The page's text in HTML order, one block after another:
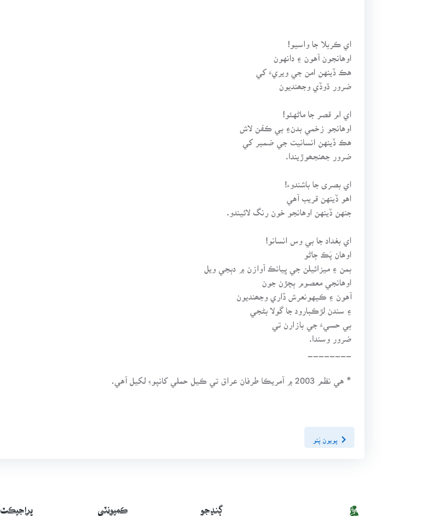
اي ڪربلا جا واسيو!
اوهانجون آهون ۽ دانهون
هڪ ڏينهن امن جي ويريءَ کي
ضرور ڌوڏي وجھنديون
اي ام قصر جا ماڻهئو!
اوهانجو زخمي بدن۽ بي ڪفن لاش
هڪ ڏينهن انسانيت جي ضمير کي
ضرور جھنجھوڙيندا.
اي بصرى جا باشندوء!
اهو ڏينهن قريب آهي
جنهن ڏينهن اوهانجو خون رنگ لائيندو.
اي بغداد جا بي وس انسانو!
اوهان پَڪ ڄاڻو
بمن ۽ ميزائيلن جي ڀيانڪ آوازن ۾ دٻجي ويل
اوهانجي معصوم ٻچڙن جون
آهون ۽ ڪيهونعرش ڏاري وجھنديون
۽ سندن لڙڪبارود جا گولا بڻجي
بي حسيءَ جي بازارن تي
ضرور وسندا.
* هي نظم 2003 ۾ آمريڪا طرفان عراق تي ڪيل حملي کانپوءِ لکيل آهي.
پويون پَنو
ڳنڍجو ڪميونٽي پراجيڪٽ